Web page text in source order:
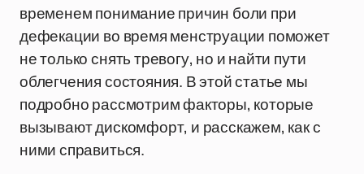
временем понимание причин боли при
дефекации во время менструации поможет
не только снять тревогу, но и найти пути
облегчения состояния. В этой статье мы
подробно рассмотрим факторы, которые
вызывают дискомфорт, и расскажем, как с
ними справиться.